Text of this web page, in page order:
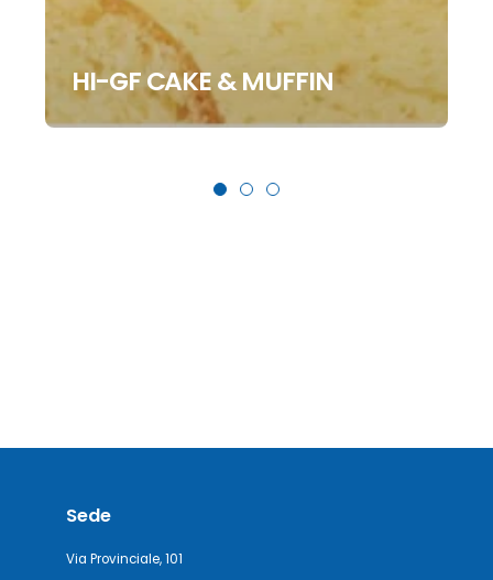
HI-GF CAKE & MUFFIN
Sede
Via Provinciale, 101